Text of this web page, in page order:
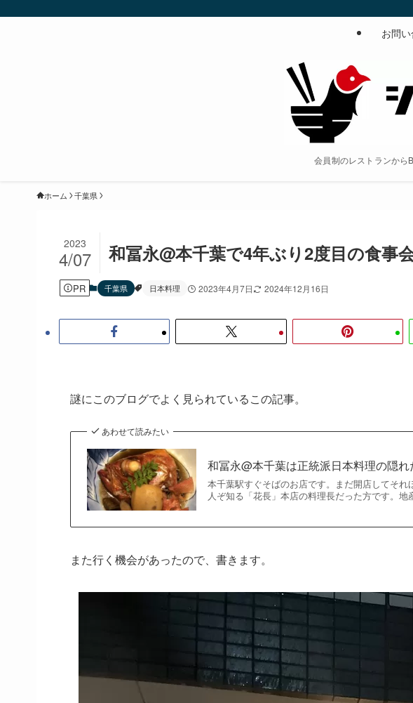
会員制のレストランから
お問
ホーム 千葉県
和冨永@本千葉で4年ぶり2度目の食事
2023
4/07
PR 千葉県 日本料理 2023年4月7日 2024年12月16日
謎にこのブログでよく見られているこの記事。
あわせて読みたい
和冨永@本千葉は正統派日本料理の隠れ
本千葉駅すぐそばのお店です。まだ開店してそ
人ぞ知る「花長」本店の料理長だった方です。
また行く機会があったので、書きます。